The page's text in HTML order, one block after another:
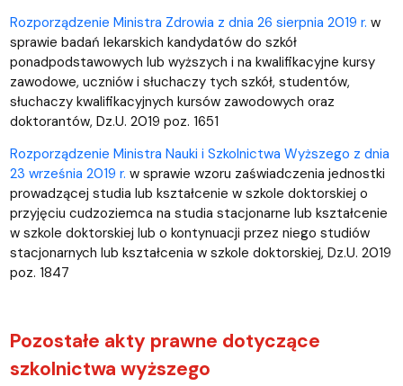
Rozporządzenie Ministra Zdrowia z dnia 26 sierpnia 2019 r. w
sprawie badań lekarskich kandydatów do szkół
ponadpodstawowych lub wyższych i na kwalifikacyjne kursy
zawodowe, uczniów i słuchaczy tych szkół, studentów,
słuchaczy kwalifikacyjnych kursów zawodowych oraz
doktorantów, Dz.U. 2019 poz. 1651
Rozporządzenie Ministra Nauki i Szkolnictwa Wyższego z dnia
23 września 2019 r. w sprawie wzoru zaświadczenia jednostki
prowadzącej studia lub kształcenie w szkole doktorskiej o
przyjęciu cudzoziemca na studia stacjonarne lub kształcenie
w szkole doktorskiej lub o kontynuacji przez niego studiów
stacjonarnych lub kształcenia w szkole doktorskiej, Dz.U. 2019
poz. 1847
Pozostałe akty prawne dotyczące
szkolnictwa wyższego